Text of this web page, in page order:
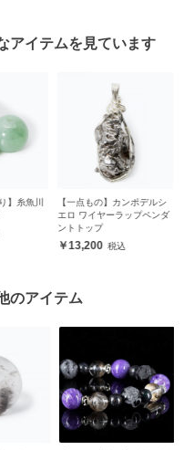
アイテムを見ています
】糸魚川
【一点もの】カンポデルシ
エロ ワイヤーラップペンダ
ントトップ
13,200
のアイテム